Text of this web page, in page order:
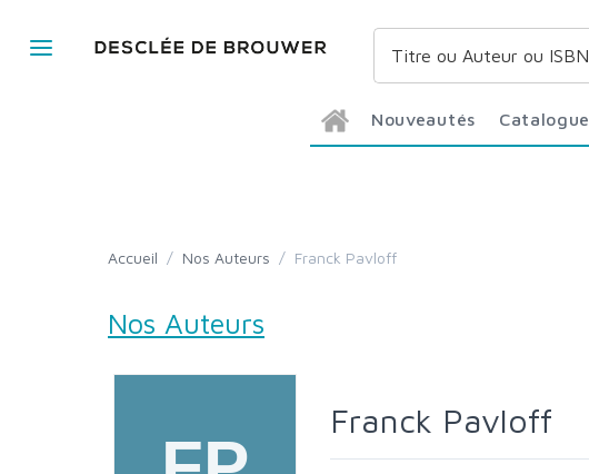
Nouveautés Catalogue
Accueil / Nos Auteurs / Franck Pavloff
Nos Auteurs
Franck Pavloff